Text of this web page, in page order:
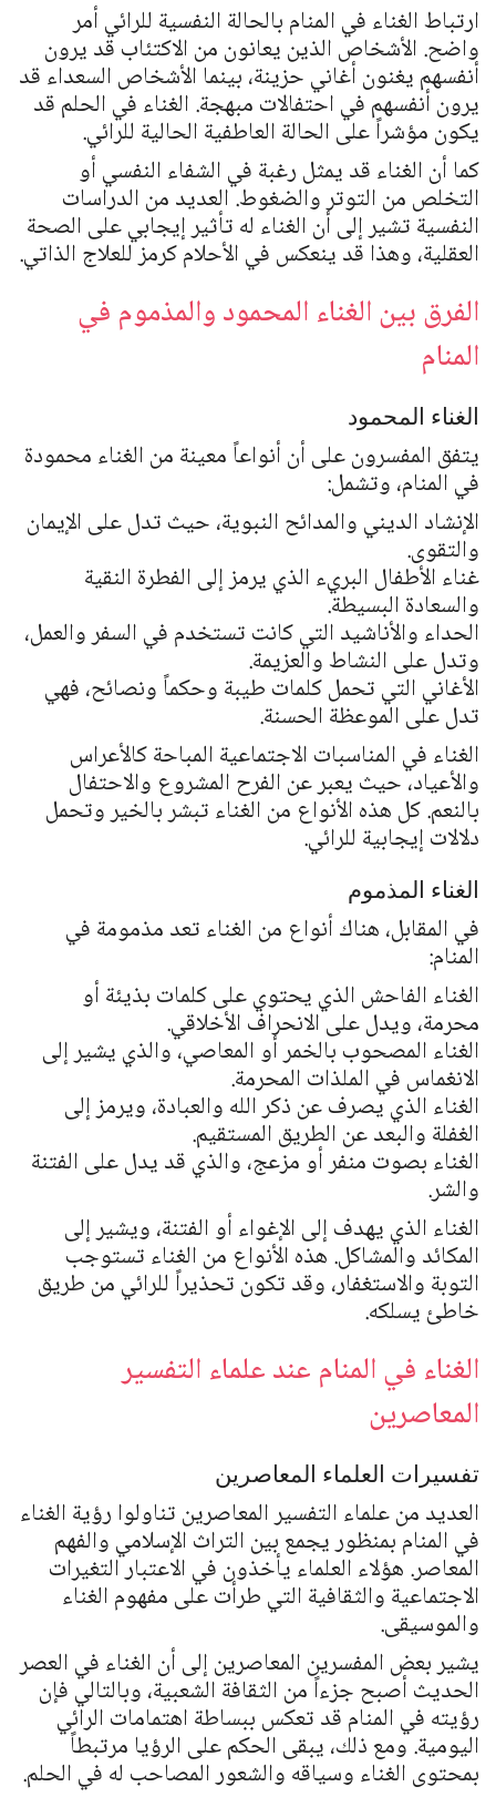
ارتباط الغناء في المنام بالحالة النفسية للرائي أمر
واضح. الأشخاص الذين يعانون من الاكتئاب قد يرون
أنفسهم يغنون أغاني حزينة، بينما الأشخاص السعداء قد
يرون أنفسهم في احتفالات مبهجة. الغناء في الحلم قد
يكون مؤشراً على الحالة العاطفية الحالية للرائي.
كما أن الغناء قد يمثل رغبة في الشفاء النفسي أو
التخلص من التوتر والضغوط. العديد من الدراسات
النفسية تشير إلى أن الغناء له تأثير إيجابي على الصحة
العقلية، وهذا قد ينعكس في الأحلام كرمز للعلاج الذاتي.
الفرق بين الغناء المحمود والمذموم في
المنام
الغناء المحمود
يتفق المفسرون على أن أنواعاً معينة من الغناء محمودة
في المنام، وتشمل:
الإنشاد الديني والمدائح النبوية، حيث تدل على الإيمان
والتقوى.
غناء الأطفال البريء الذي يرمز إلى الفطرة النقية
والسعادة البسيطة.
الحداء والأناشيد التي كانت تستخدم في السفر والعمل،
وتدل على النشاط والعزيمة.
الأغاني التي تحمل كلمات طيبة وحكماً ونصائح، فهي
تدل على الموعظة الحسنة.
الغناء في المناسبات الاجتماعية المباحة كالأعراس
والأعياد، حيث يعبر عن الفرح المشروع والاحتفال
بالنعم. كل هذه الأنواع من الغناء تبشر بالخير وتحمل
دلالات إيجابية للرائي.
الغناء المذموم
في المقابل، هناك أنواع من الغناء تعد مذمومة في
المنام:
الغناء الفاحش الذي يحتوي على كلمات بذيئة أو
محرمة، ويدل على الانحراف الأخلاقي.
الغناء المصحوب بالخمر أو المعاصي، والذي يشير إلى
الانغماس في الملذات المحرمة.
الغناء الذي يصرف عن ذكر الله والعبادة، ويرمز إلى
الغفلة والبعد عن الطريق المستقيم.
الغناء بصوت منفر أو مزعج، والذي قد يدل على الفتنة
والشر.
الغناء الذي يهدف إلى الإغواء أو الفتنة، ويشير إلى
المكائد والمشاكل. هذه الأنواع من الغناء تستوجب
التوبة والاستغفار، وقد تكون تحذيراً للرائي من طريق
خاطئ يسلكه.
الغناء في المنام عند علماء التفسير
المعاصرين
تفسيرات العلماء المعاصرين
العديد من علماء التفسير المعاصرين تناولوا رؤية الغناء
في المنام بمنظور يجمع بين التراث الإسلامي والفهم
المعاصر. هؤلاء العلماء يأخذون في الاعتبار التغيرات
الاجتماعية والثقافية التي طرأت على مفهوم الغناء
والموسيقى.
يشير بعض المفسرين المعاصرين إلى أن الغناء في العصر
الحديث أصبح جزءاً من الثقافة الشعبية، وبالتالي فإن
رؤيته في المنام قد تعكس ببساطة اهتمامات الرائي
اليومية. ومع ذلك، يبقى الحكم على الرؤيا مرتبطاً
بمحتوى الغناء وسياقه والشعور المصاحب له في الحلم.